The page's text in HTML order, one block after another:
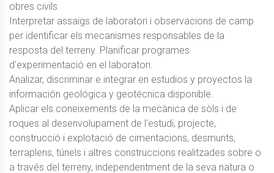
obres civils.
Interpretar assaigs de laboratori i observacions de camp
per identificar els mecanismes responsables de la
resposta del terreny. Planificar programes
d'experimentació en el laboratori.
Analizar, discriminar e integrar en estudios y proyectos la
información geológica y geotécnica disponible.
Aplicar els coneixements de la mecànica de sòls i de
roques al desenvolupament de l'estudi, projecte,
construcció i explotació de cimentacions, desmunts,
terraplens, túnels i altres construccions realitzades sobre o
a través del terreny, independentment de la seva natura o